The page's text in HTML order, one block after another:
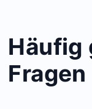
Häufig
Fragen